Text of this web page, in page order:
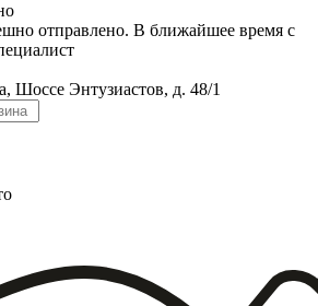
отправлено. В ближайшее время с
Шоссе Энтузиастов, д. 48/1